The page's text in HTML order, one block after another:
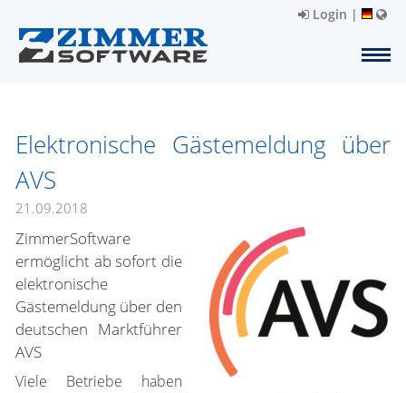
Login |
Elektronische Gästemeldung über
AVS
21.09.2018
ZimmerSoftware
ermöglicht ab sofort die
elektronische
Gästemeldung über den
deutschen Marktführer
AVS
Viele Betriebe haben